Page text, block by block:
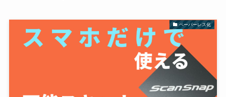
ペーパーレス化